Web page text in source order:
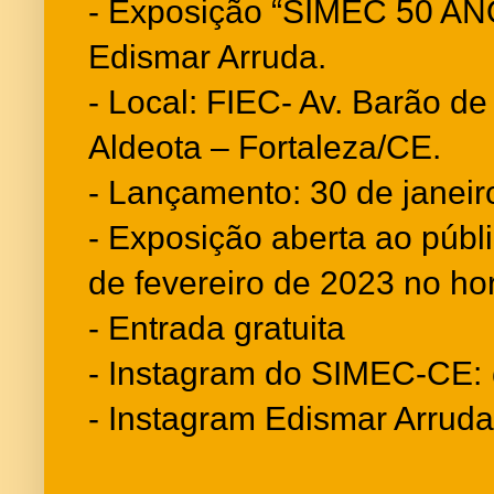
- Exposição “SIMEC 50
Edismar Arruda.
- Local: FIEC- Av. Barão
Aldeota – Fortaleza/CE.
- Lançamento: 30 de
- Exposição aberta ao
de fevereiro de 2023 no
- Entrada gratuita
- Instagram do SIMEC-
- Instagram Edismar